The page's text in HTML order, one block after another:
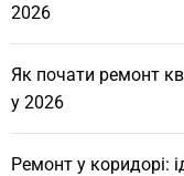
2026
Як почати ремонт
у 2026
Ремонт у коридорі: